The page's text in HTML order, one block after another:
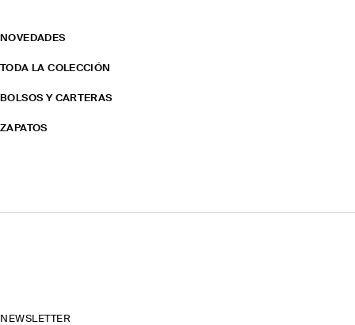
NOVEDADES
TODA LA COLECCIÓN
BOLSOS Y CARTERAS
ZAPATOS
NEWSLETTER